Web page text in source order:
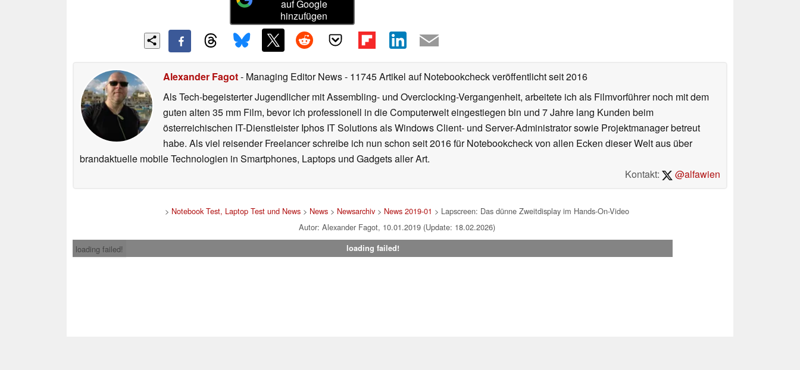
auf Google
hinzufügen
Alexander Fagot- Managing Editor News- 11745 Artikel auf Notebookcheck veröffentlichtseit 2016
Als Tech-begeisterter Jugendlicher mit Assembling- und Overclocking-Vergangenheit, arbeitete ich als Filmvorführer noch mit dem
guten alten 35 mm Film, bevor ich professionell in die Computerwelt eingestiegen bin und 7 Jahre lang Kunden beim
österreichischen IT-Dienstleister Iphos IT Solutions als Windows Client- und Server-Administrator sowie Projektmanager betreut
habe. Als viel reisender Freelancer schreibe ich nun schon seit 2016 für Notebookcheck von allen Ecken dieser Welt aus über
brandaktuelle mobile Technologien in Smartphones, Laptops und Gadgets aller Art.
Kontakt:
@alfawien
> Notebook Test, Laptop Test und News > News > Newsarchiv > News 2019-01 > Lapscreen: Das dünne Zweitdisplay im Hands-On-Video
Autor: Alexander Fagot, 10.01.2019 (Update: 18.02.2026)
loading failed!
loading failed!